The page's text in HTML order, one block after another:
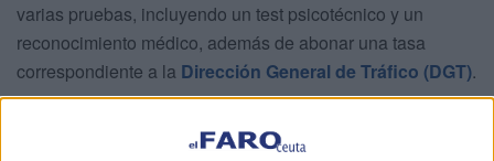
varias pruebas, incluyendo un test psicotécnico y un
reconocimiento médico, además de abonar una tasa
correspondiente a la Dirección General de Tráfico (DGT).
para que la DGT otorgue la autorización para continuar